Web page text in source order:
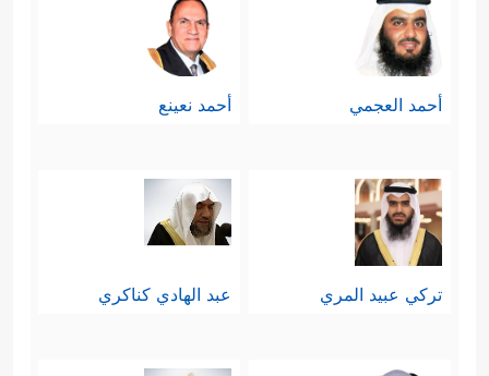
أحمد العجمي أحمد نعينع
تركي عبيد المري عبد الهادي كناكري